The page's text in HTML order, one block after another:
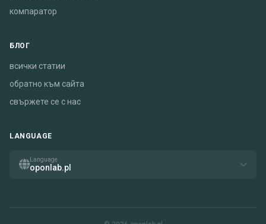
компаратор
БЛОГ
всички статии
обратно към сайта
свържете се с нас
LANGUAGE
Language
oponlab.pl